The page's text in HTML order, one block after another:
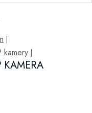
|
kamery |